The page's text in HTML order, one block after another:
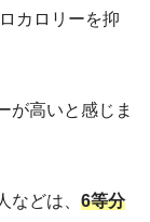
カロリーを抑
が高いと感じま
などは、 6等分